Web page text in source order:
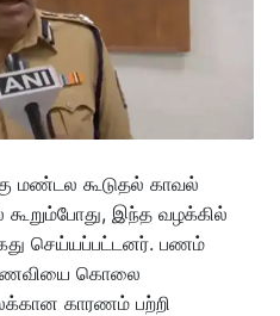
மண்டல கூடுதல் காவல்
இந்த வழக்கில்
செய்யப்பட்டனர். பணம்
மாணவியை கொலை
காரணம் பற்றி